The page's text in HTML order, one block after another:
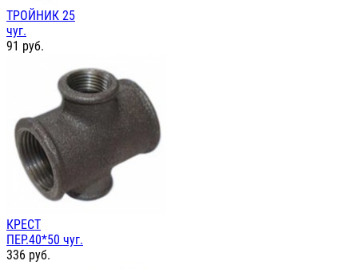
ТРОЙНИК 25
чуг.
91 руб.
КРЕСТ
ПЕР.40*50 чуг.
336 руб.